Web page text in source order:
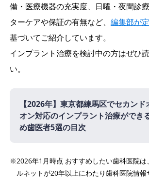
備・医療機器の充実度、日曜・夜間診
ターケアや保証の有無など、 編集部が
基づいてご紹介しています。
インプラント治療を検討中の方はぜひ
い。
【2026年】 東京都練馬区でセカンド
オン対応のインプラント治療ができ
め歯医者5選の目次
※2026年1月時点 おすすめしたい歯科医院は
ルネットが20年以上にわたり歯科医院情